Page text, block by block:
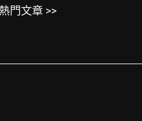
門文章 >>